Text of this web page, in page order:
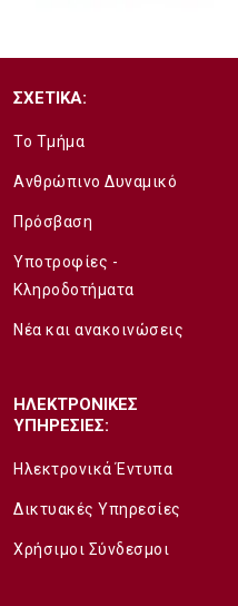
ΣΧΕΤΙΚΑ:
Το Τμήμα
Ανθρώπινο Δυναμικό
Πρόσβαση
Υποτροφίες -
Κληροδοτήματα
Νέα και ανακοινώσεις
ΗΛΕΚΤΡΟΝΙΚΕΣ
ΥΠΗΡΕΣΙΕΣ:
Ηλεκτρονικά Έντυπα
Δικτυακές Υπηρεσίες
Χρήσιμοι Σύνδεσμοι